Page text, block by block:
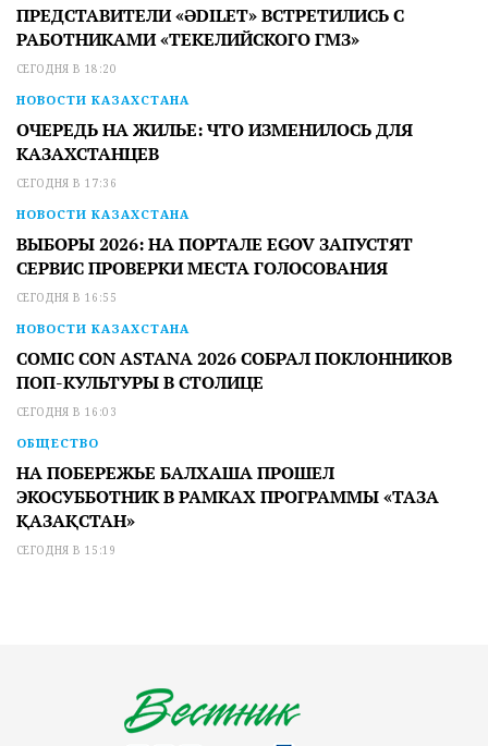
ПРЕДСТАВИТЕЛИ «ӘDILET» ВСТРЕТИЛИСЬ С
РАБОТНИКАМИ «ТЕКЕЛИЙСКОГО ГМЗ»
СЕГОДНЯ В 18:20
НОВОСТИ КАЗАХСТАНА
ОЧЕРЕДЬ НА ЖИЛЬЕ: ЧТО ИЗМЕНИЛОСЬ ДЛЯ
КАЗАХСТАНЦЕВ
СЕГОДНЯ В 17:36
НОВОСТИ КАЗАХСТАНА
ВЫБОРЫ 2026: НА ПОРТАЛЕ EGOV ЗАПУСТЯТ
СЕРВИС ПРОВЕРКИ МЕСТА ГОЛОСОВАНИЯ
СЕГОДНЯ В 16:55
НОВОСТИ КАЗАХСТАНА
COMIC CON ASTANA 2026 СОБРАЛ ПОКЛОННИКОВ
ПОП-КУЛЬТУРЫ В СТОЛИЦЕ
СЕГОДНЯ В 16:03
ОБЩЕСТВО
НА ПОБЕРЕЖЬЕ БАЛХАША ПРОШЕЛ
ЭКОСУББОТНИК В РАМКАХ ПРОГРАММЫ «ТАЗА
ҚАЗАҚСТАН»
СЕГОДНЯ В 15:19